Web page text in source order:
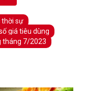
thời sự
giá tiêu dùng
tháng 7/2023